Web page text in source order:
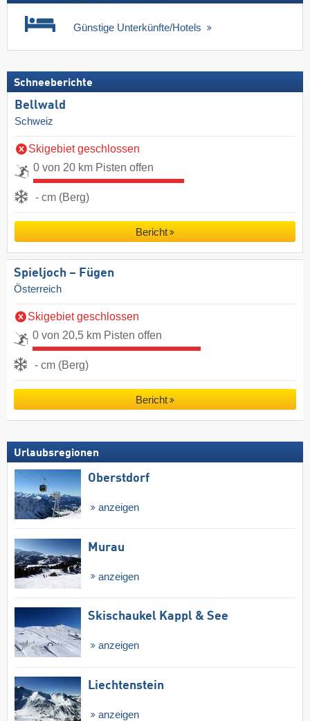
Günstige Unterkünfte/Hotels
Schneeberichte
Bellwald
Schweiz
Skigebiet geschlossen
0 von 20 km Pisten offen
- cm (Berg)
Bericht
Spieljoch – Fügen
Österreich
Skigebiet geschlossen
0 von 20,5 km Pisten offen
- cm (Berg)
Bericht
Urlaubsregionen
Oberstdorf
anzeigen
Murau
anzeigen
Skischaukel Kappl & See
anzeigen
Liechtenstein
anzeigen